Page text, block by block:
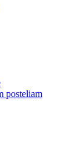
posteliam